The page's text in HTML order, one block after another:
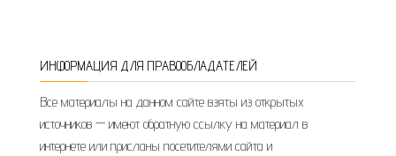
ИНФОРМАЦИЯ ДЛЯ ПРАВООБЛАДАТЕЛЕЙ
Все материалы на данном сайте взяты из открытых
источников — имеют обратную ссылку на материал в
интернете или присланы посетителями сайта и